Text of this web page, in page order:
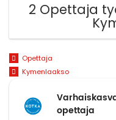
2 Opettaja
Opettaja
Kymenlaakso
opettaja